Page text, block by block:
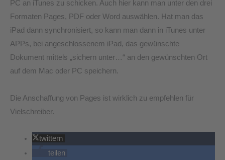
PC an iTunes zu schicken. Auch hier kann man unter den drei
Formaten Pages, PDF oder Word auswählen. Hat man das
iPad dann synchronisiert, so kann man dann in iTunes unter
APPs, bei angeschlossenem iPad, das gewünschte
Dokument mittels „sichern unter…“ an den gewünschten Ort
auf dem Mac oder PC speichern.
Die Anschaffung von Pages ist wirklich zu empfehlen für
Vielschreiber.
twittern
teilen